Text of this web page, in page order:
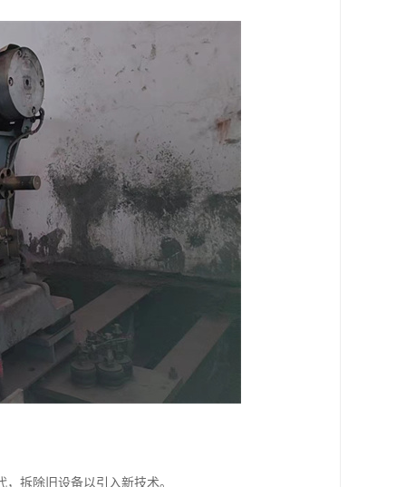
拆除旧设备以引入新技术。